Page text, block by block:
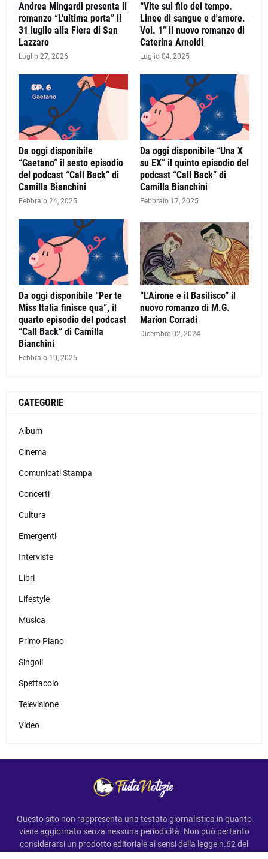
Andrea Mingardi presenta il
romanzo “L'ultima porta” il
31 luglio alla Fiera di San
Lazzaro
Luglio 27, 2026
“Vite sul filo del tempo.
Linee di sangue e d'amore.
Vol. 1” il nuovo romanzo di
Caterina Arnoldi
Luglio 04, 2025
Da oggi disponibile
“Gaetano” il sesto episodio
del podcast “Call Back” di
Camilla Bianchini
Febbraio 24, 2025
Da oggi disponibile “Una X
su EX” il quinto episodio del
podcast “Call Back” di
Camilla Bianchini
Febbraio 17, 2025
Da oggi disponibile “Per te
Miss Italia finisce qua”, il
quarto episodio del podcast
“Call Back” di Camilla
Bianchini
Febbraio 10, 2025
“L'Airone e il Basilisco” il
nuovo romanzo di M.G.
Marion Corradi
Dicembre 02, 2024
CATEGORIE
Album
Cinema
Comunicati Stampa
Concerti
Cultura
Emergenti
Interviste
Libri
Lifestyle
Musica
Primo Piano
Singoli
Spettacolo
Televisione
Video
Questo sito non rappresenta una testata giornalistica in quanto
viene aggiornato senza nessuna periodicità. Non può pertanto
considerarsi un prodotto editoriale ai sensi della legge n.62 del